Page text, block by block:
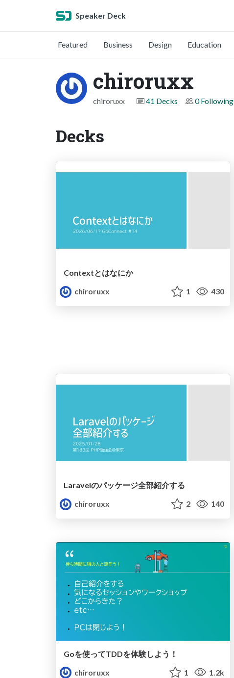
Speaker Deck
Featured Business Design Education
chiroruxx
chiroruxx 41 Decks 0 Following
Decks
Contextとはなにか
chiroruxx
1 430
Laravelのパッケージ全部紹介する
chiroruxx
2 140
Goを使ってTDDを体験しよう！
chiroruxx
1 1.2k